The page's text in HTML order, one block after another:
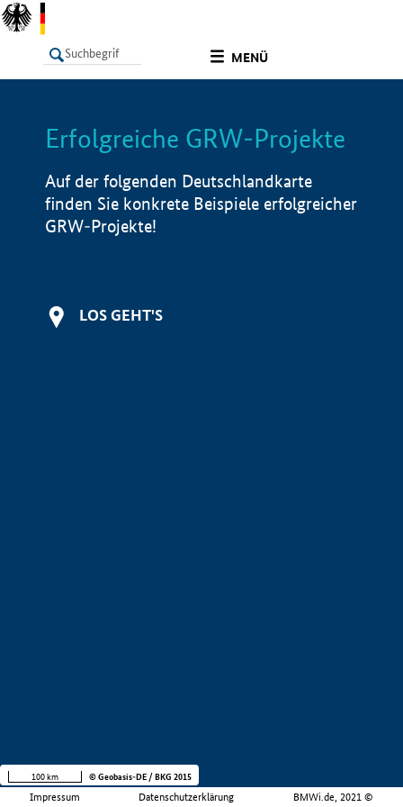
MENÜ
LISTE Info
Erfolgreiche GRW-Projekte
Auf der folgenden Deutschlandkarte
finden Sie konkrete Beispiele erfolgreicher
GRW-Projekte!
LOS GEHT'S
Impressum Datenschutzerklärung BMWi.de, 2021 ©
100 km © Geobasis-DE / BKG 2015